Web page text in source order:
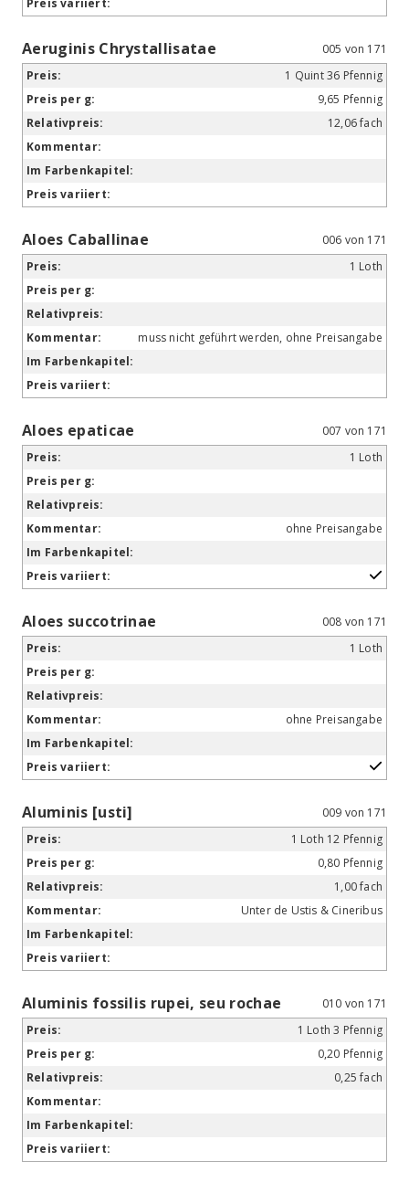
Aeruginis Chrystallisatae
005 von 171
1 Quint 36 Pfennig
9,65 Pfennig
12,06 fach
Aloes Caballinae
006 von 171
1 Loth
muss nicht geführt werden, ohne Preisangabe
Aloes epaticae
007 von 171
1 Loth
ohne Preisangabe
Aloes succotrinae
008 von 171
1 Loth
ohne Preisangabe
Aluminis [usti]
009 von 171
1 Loth 12 Pfennig
0,80 Pfennig
1,00 fach
Unter de Ustis & Cineribus
Aluminis fossilis rupei, seu rochae
010 von 171
1 Loth 3 Pfennig
0,20 Pfennig
0,25 fach